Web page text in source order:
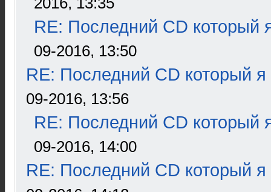
RE: Последний CD который
09-2016, 13:50
RE: Последний CD который я
09-2016, 13:56
RE: Последний CD который
09-2016, 14:00
RE: Последний CD который я